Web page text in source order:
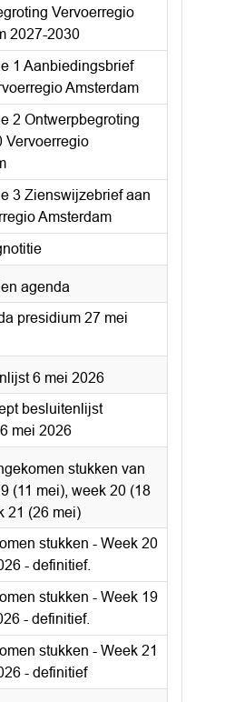
Vervoerregio
2027-2030
1 Aanbiedingsbrief
Amsterdam
2 Ontwerpbegroting
Vervoerregio
3 Zienswijzebrief aan
Amsterdam
agenda
presidium 27 mei
6 mei 2026
besluitenlijst
mei 2026
stukken van
(11 mei), week 20 (18
21 (26 mei)
stukken - Week 20
- definitief.
stukken - Week 19
- definitief.
stukken - Week 21
- definitief